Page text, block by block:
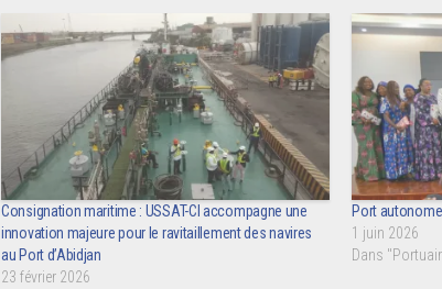
Consignation maritime : USSAT-CI accompagne une
innovation majeure pour le ravitaillement des navires
au Port d’Abidjan
23 février 2026
Port
1 juin 2026
Dans